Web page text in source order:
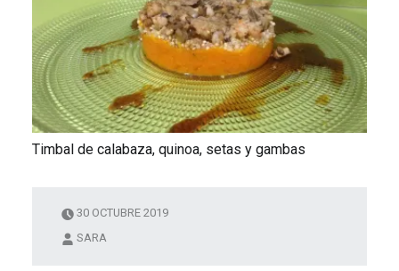
Timbal de calabaza, quinoa, setas y gambas
30 OCTUBRE 2019
SARA